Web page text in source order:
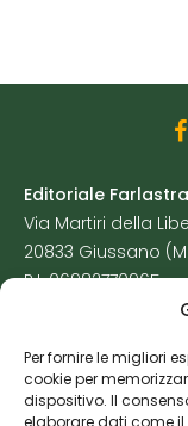
Per fornire le migliori
cookie per
dispositivo. Il
elaborare dati come
Editoriale
Via Martiri della
20833 Giussano
P.I. 06982770965
Cookie Policy
Risorse Aggiuntive